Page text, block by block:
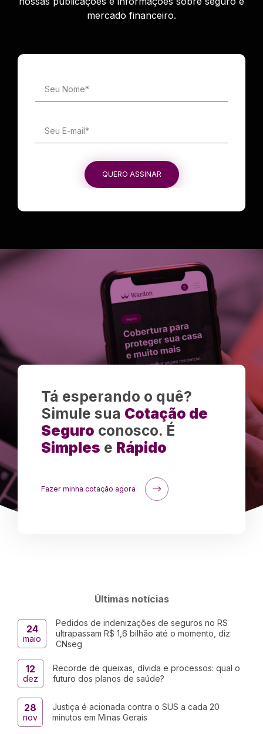
mercado financeiro.
Seu Nome*
Seu E-mail*
QUERO ASSINAR
Tá esperando o quê?
Simule sua Cotação de
Seguro conosco. É
Simples e Rápido
Fazer minha cotação agora
Últimas notícias
24
maio
Pedidos de indenizações de seguros no RS
ultrapassam R$ 1,6 bilhão até o momento, diz
CNseg
12
dez
Recorde de queixas, dívida e processos: qual o
futuro dos planos de saúde?
28
nov
Justiça é acionada contra o SUS a cada 20
minutos em Minas Gerais